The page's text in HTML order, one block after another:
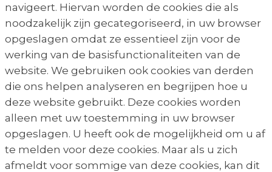
navigeert. Hiervan worden de cookies die als
noodzakelijk zijn gecategoriseerd, in uw browser
opgeslagen omdat ze essentieel zijn voor de
werking van de basisfunctionaliteiten van de
website. We gebruiken ook cookies van derden
die ons helpen analyseren en begrijpen hoe u
deze website gebruikt. Deze cookies worden
alleen met uw toestemming in uw browser
opgeslagen. U heeft ook de mogelijkheid om u af
te melden voor deze cookies. Maar als u zich
afmeldt voor sommige van deze cookies, kan dit